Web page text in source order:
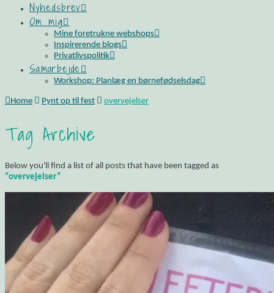
Nyhedsbrev
Om mig
Mine foretrukne webshops
Inspirerende blogs
Privatlivspolitik
Samarbejde
Workshop: Planlæg en børnefødselsdag
Home Pynt op til fest overvejelser
Tag Archive
Below you'll find a list of all posts that have been tagged as
“overvejelser”